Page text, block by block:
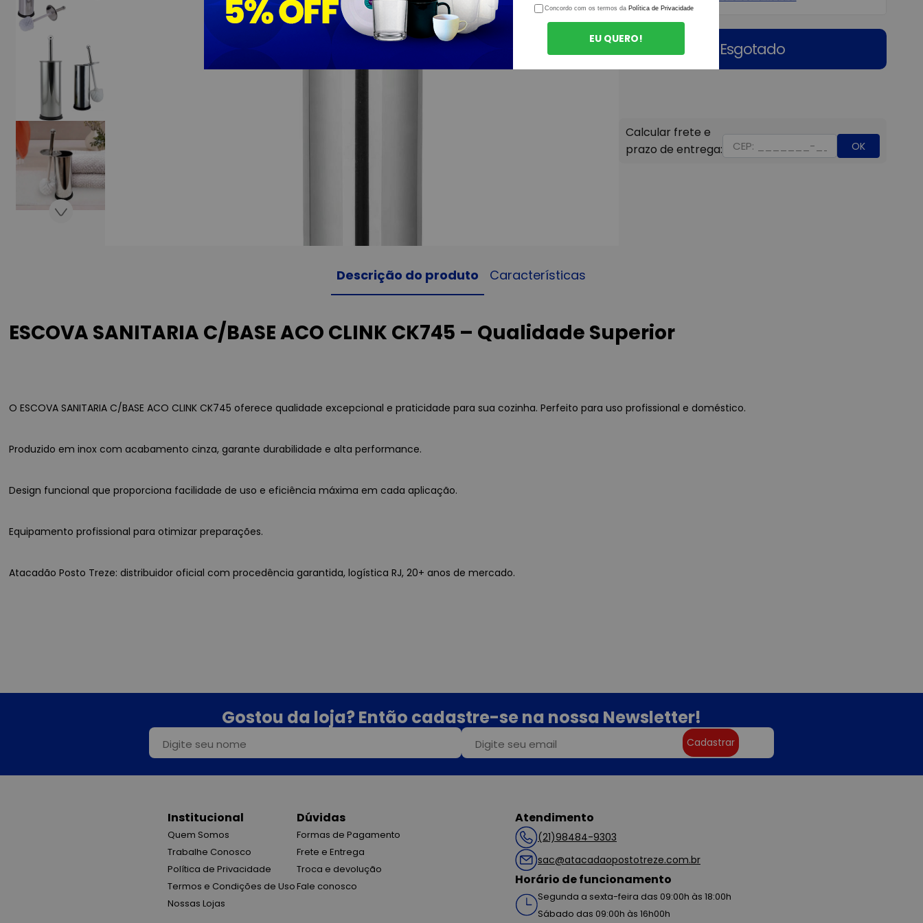
Esgotado
OK
Descrição do produto Características
ESCOVA SANITARIA C/BASE ACO CLINK CK745 – Qualidade Superior
O ESCOVA SANITARIA C/BASE ACO CLINK CK745 oferece qualidade excepcional e praticidade para sua cozinha. Perfeito para uso profissional e doméstico.
Produzido em inox com acabamento cinza, garante durabilidade e alta performance.
Design funcional que proporciona facilidade de uso e eficiência máxima em cada aplicação.
Equipamento profissional para otimizar preparações.
Atacadão Posto Treze: distribuidor oficial com procedência garantida, logística RJ, 20+ anos de mercado.
Gostou da loja? Então cadastre-se na nossa Newsletter!
Cadastrar
Institucional
Quem Somos
Trabalhe Conosco
Política de Privacidade
Termos e Condições de Uso
Nossas Lojas
Dúvidas
Formas de Pagamento
Frete e Entrega
Troca e devolução
Fale conosco
Atendimento
(21)98484-9303
sac@atacadaopostotreze.com.br
Horário de funcionamento
Segunda a sexta-feira das 09:00h às 18:00h
Sábado das 09:00h às 16h00h
Concordo com os termos da Política de Privacidade
EU QUERO!